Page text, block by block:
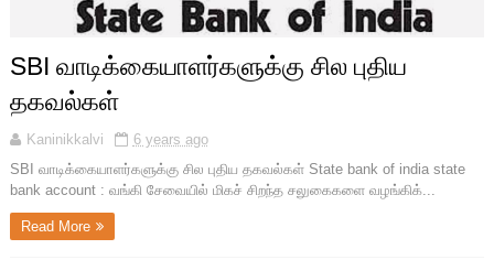
SBI வாடிக்கையாளர்களுக்கு சில புதிய
தகவல்கள்
Kaninikkalvi
6 years ago
SBI வாடிக்கையாளர்களுக்கு சில புதிய தகவல்கள் State bank of india state
bank account : வங்கி சேவையில் மிகச் சிறந்த சலுகைகளை வழங்கிக்...
Read More